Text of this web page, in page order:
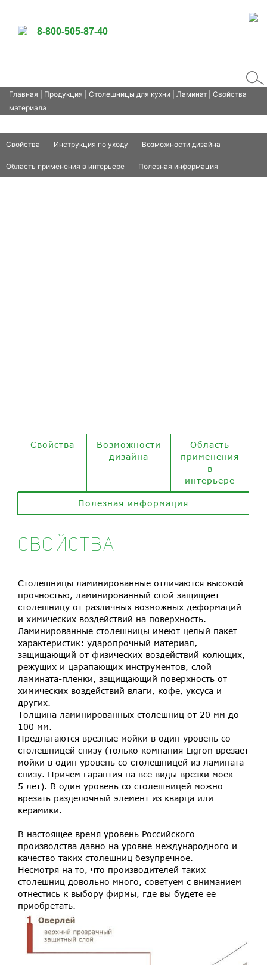
8-800-505-87-40
Главная Продукция Столешницы для кухни Ламинат | Свойства
материала
Свойства Инструкция по уходу Возможности дизайна
Область применения в интерьере Полезная информация
Свойства
Возможности
дизайна
Область
применения
в
интерьере
Полезная информация
СВОЙСТВА
Столешницы ламинированные отличаются высокой
прочностью, ламинированный слой защищает
столешницу от различных возможных деформаций
и химических воздействий на поверхность.
Ламинированные столешницы имеют целый пакет
характеристик: ударопрочный материал,
защищающий от физических воздействий колющих,
режущих и царапающих инструментов, слой
ламината-пленки, защищающий поверхность от
химических воздействий влаги, кофе, уксуса и
других.
Толщина ламинированных столешниц от 20 мм до
100 мм.
Предлагаются врезные мойки в один уровень со
столешницей снизу (только компания Ligron врезает
мойки в один уровень со столешницей из ламината
снизу. Причем гарантия на все виды врезки моек –
5 лет). В один уровень со столешницей можно
врезать разделочный элемент из кварца или
керамики.
В настоящее время уровень Российского
производства давно на уровне международного и
качество таких столешниц безупречное.
Несмотря на то, что производителей таких
столешниц довольно много, советуем с вниманием
отнестись к выбору фирмы, где вы будете ее
приобретать.